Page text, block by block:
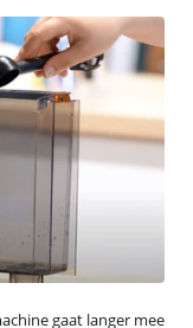
gaat langer mee